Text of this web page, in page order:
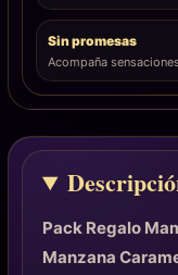
Sin promesas
Acompaña
Pack Regalo
Manzana